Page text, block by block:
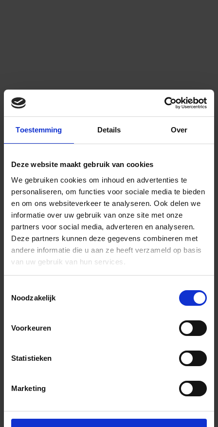
Toestemming Details Over
Deze website maakt gebruik van cookies
We gebruiken cookies om inhoud en advertenties te
personaliseren, om functies voor sociale media te bieden
en om ons websiteverkeer te analyseren. Ook delen we
informatie over uw gebruik van onze site met onze
partners voor social media, adverteren en analyseren.
Deze partners kunnen deze gegevens combineren met
andere informatie die u aan ze heeft verzameld op basis
van uw gebruik van hun services.
Noodzakelijk
Voorkeuren
Statistieken
Marketing